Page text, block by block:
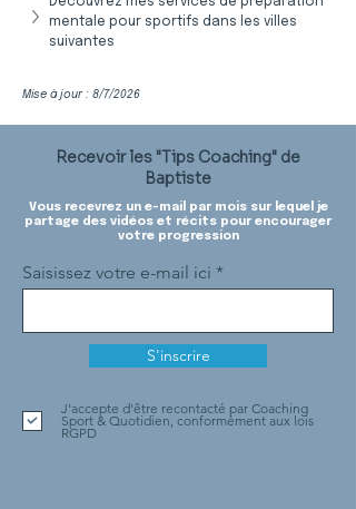
mentale pour sportifs dans les villes
suivantes
Mise à jour : 8/7/2026
Recevoir les "Tips Coaching" de
Baptiste
Vous recevrez un e-mail par mois sur lequel je
partage des vidéos et récits pour encourager
votre progression
Saisissez votre e-mail ici
S'inscrire
J'accepte d'être recontacté par Coaching
Sport & Quotidien, conformément aux lois
RGPD